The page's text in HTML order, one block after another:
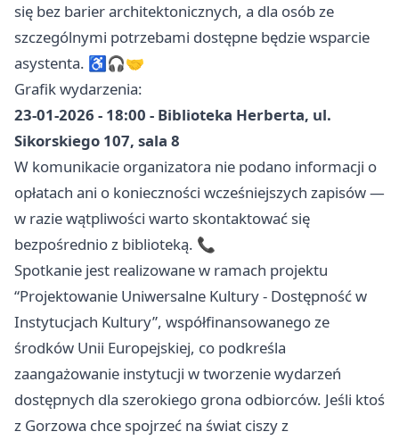
się bez barier architektonicznych, a dla osób ze
szczególnymi potrzebami dostępne będzie wsparcie
asystenta. ♿🎧🤝
Grafik wydarzenia:
23-01-2026 - 18:00 - Biblioteka Herberta, ul.
Sikorskiego 107, sala 8
W komunikacie organizatora nie podano informacji o
opłatach ani o konieczności wcześniejszych zapisów —
w razie wątpliwości warto skontaktować się
bezpośrednio z biblioteką. 📞
Spotkanie jest realizowane w ramach projektu
“Projektowanie Uniwersalne Kultury - Dostępność w
Instytucjach Kultury”, współfinansowanego ze
środków Unii Europejskiej, co podkreśla
zaangażowanie instytucji w tworzenie wydarzeń
dostępnych dla szerokiego grona odbiorców. Jeśli ktoś
z Gorzowa chce spojrzeć na świat ciszy z